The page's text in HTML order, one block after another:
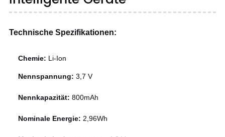
Technische Spezifikationen:
Chemie: Li-Ion
Nennspannung: 3,7 V
Nennkapazität: 800mAh
Nominale Energie: 2,96Wh